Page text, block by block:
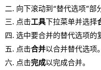
向下滚动到“替代选项”部
点击工具下拉菜单并选择
选中要合并的替代选项的
点击合并以合并替代选项。
点击完成以完成合并。